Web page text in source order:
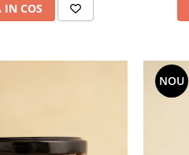
IN COS
NOU